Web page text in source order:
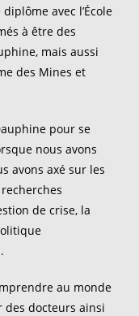
avec l’École
à être des
mais aussi
des Mines et
pour se
nous avons
avons axé sur les
de crise, la
au monde
des docteurs ainsi